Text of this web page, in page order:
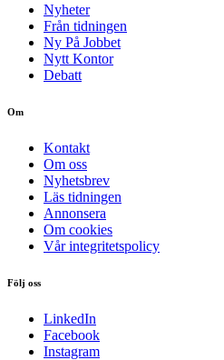
Nyheter
Från tidningen
Ny På Jobbet
Nytt Kontor
Debatt
Om
Kontakt
Om oss
Nyhetsbrev
Läs tidningen
Annonsera
Om cookies
Vår integritetspolicy
Följ oss
LinkedIn
Facebook
Instagram